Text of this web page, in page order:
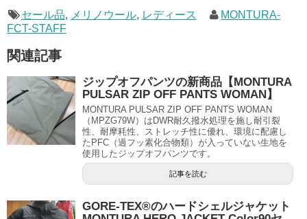
セール品, メリノウール, レディース
MONTURA-
FCT-STAFF
関連記事
ジップオフパンツの新商品【MONTURA
PULSAR ZIP OFF PANTS WOMAN】
MONTURA PULSAR ZIP OFF PANTS WOMAN
（MPZG79W）はDWR耐久撥水処理を施し耐引裂
性、耐摩耗性、ストレッチ性に優れ、環境に配慮し
たPFC（過フッ素化合物類）が入っていない生地を
使用したジップオフパンツです。
記事を読む
GORE-TEX®のハードシェルジャケット